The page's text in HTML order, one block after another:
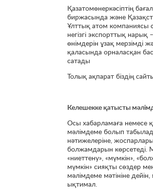
Қазатомөнеркәсіптің
биржасында және
Ұлттық атом компаниясы
негізгі экспорттық
өнімдерін ұзақ мерзімді
қаласында орналасқан
сатады
Толық ақпарат біздің
Келешекке қатысты
Осы хабарламаға немесе
мәлімдеме болып
нәтижелеріне,
болжамдарын көрсетеді.
«ниеттену», «мүмкін»,
мүмкін» сияқты сөздер
мәлімдеме мәтініне
ықтимал.